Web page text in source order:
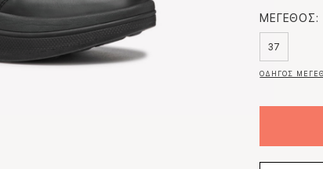
ΜΕΓΕΘΟΣ:
37
ΟΔΗΓΟΣ